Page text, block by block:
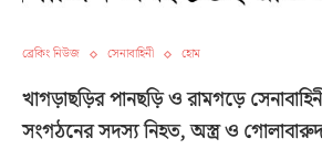
ব্রেকিং নিউজ সেনাবাহিনী হোম
খাগড়াছড়ির পানছড়ি ও রামগড়ে
সংগঠনের সদস্য নিহত, অস্ত্র ও